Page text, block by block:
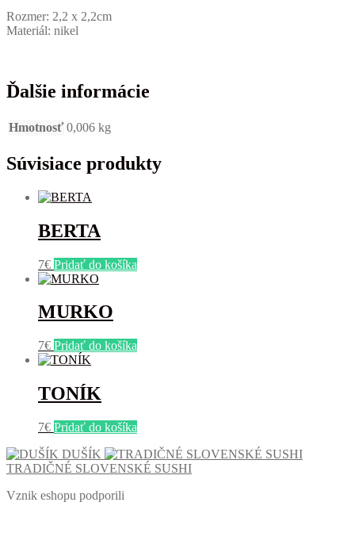
Rozmer: 2,2 x 2,2cm
Materiál: nikel
Ďalšie informácie
Hmotnosť 0,006 kg
Súvisiace produkty
BERTA
7€ Pridať do košíka
MURKO
7€ Pridať do košíka
TONÍK
7€ Pridať do košíka
DUŠÍK
TRADIČNÉ SLOVENSKÉ SUSHI
Vznik eshopu podporili